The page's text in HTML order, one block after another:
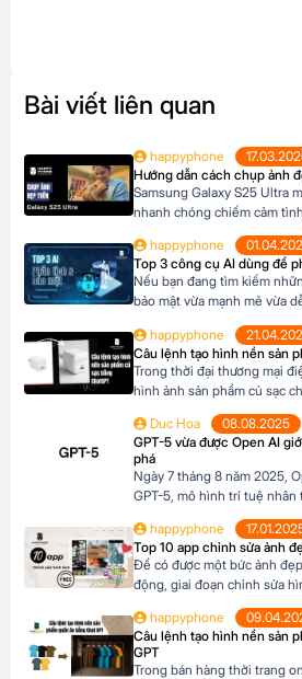
Bài viết liên quan
happyphone
Hướng dẫn cách chụp ảnh
Samsung Galaxy S25 Ultra
nhanh chóng chiếm cảm
thống camera đẳng cấp. Với
200MP, khả năng zoom xa
thông minh giúp ghi lại
cuộc sống. Sau đây […]
happyphone
Top 3 công cụ AI dùng để
Nếu bạn đang tìm kiếm
bảo mật vừa mạnh mẽ vừa
nhất hiện nay gồm Ferret,
Cheq và Neowin đều là
happyphone
Câu lệnh tạo hình nền sản
Trong thời đại thương mại
hình ảnh sản phẩm củ sạc
hàng mà còn thúc đẩy tỉ lệ
và nâng cao nhận diện
Duc Hoa
08.08.2025
GPT-5 vừa được Open AI
phá
Ngày 7 tháng 8 năm 2025,
GPT-5, mô hình trí tuệ nhân
những cải tiến vượt trội về
sáng tạo nội dung và tương
happyphone
Top 10 app chỉnh sửa ảnh
Để có được một bức ảnh
động, giai đoạn chỉnh sửa
nhau. Dưới đây là top 10
động có thể tham khảo:
happyphone
Câu lệnh tạo hình nền sản
GPT
Trong bán hàng thời trang